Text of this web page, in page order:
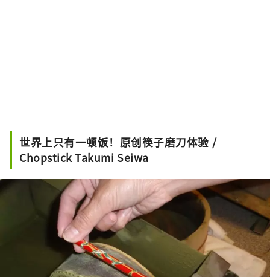
世界上只有一顿饭！原创筷子磨刀体验 /
Chopstick Takumi Seiwa